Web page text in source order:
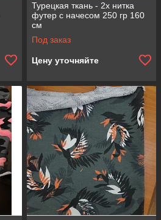
Турецкая ткань - 2х нитка
футер с начесом 250 гр 160
см
Под заказ
Цену уточняйте